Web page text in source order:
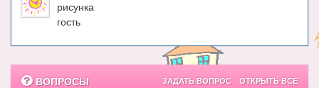
рисунка
гость
ВОПРОСЫ ОТКРЫТЬ ВСЕ
ЗАДАТЬ ВОПРОС